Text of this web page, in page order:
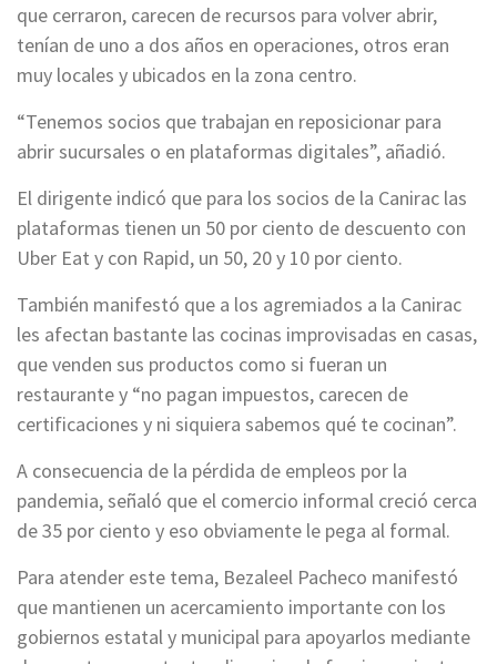
que cerraron, carecen de recursos para volver abrir,
tenían de uno a dos años en operaciones, otros eran
muy locales y ubicados en la zona centro.
“Tenemos socios que trabajan en reposicionar para
abrir sucursales o en plataformas digitales”, añadió.
El dirigente indicó que para los socios de la Canirac las
plataformas tienen un 50 por ciento de descuento con
Uber Eat y con Rapid, un 50, 20 y 10 por ciento.
También manifestó que a los agremiados a la Canirac
les afectan bastante las cocinas improvisadas en casas,
que venden sus productos como si fueran un
restaurante y “no pagan impuestos, carecen de
certificaciones y ni siquiera sabemos qué te cocinan”.
A consecuencia de la pérdida de empleos por la
pandemia, señaló que el comercio informal creció cerca
de 35 por ciento y eso obviamente le pega al formal.
Para atender este tema, Bezaleel Pacheco manifestó
que mantienen un acercamiento importante con los
gobiernos estatal y municipal para apoyarlos mediante